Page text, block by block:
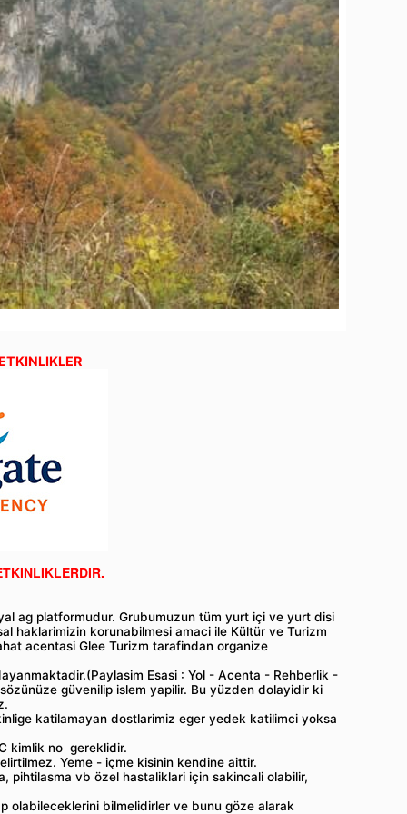
ag platformudur. Grubumuzun tüm yurt içi ve yurt disi
haklarimizin korunabilmesi amaci ile Kültür ve Turizm
acentasi Glee Turizm tarafindan organize
Esasi : Yol - Acenta - Rehberlik -
güvenilip islem yapilir. Bu yüzden dolayidir ki
katilamayan dostlarimiz eger yedek katilimci yoksa
kimlik no gereklidir.
Yeme - içme kisinin kendine aittir.
pihtilasma vb özel hastaliklari için sakincali olabilir,
olabileceklerini bilmelidirler ve bunu göze alarak